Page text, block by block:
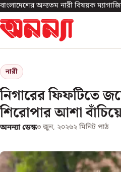
বাংলাদেশের অন্যতম নারী বিষয়ক
নারী
নিগারের ফিফটিতে
শিরোপার আশা
অনন্যা ডেস্ক৩ জুন, ২০২৬২ মিনিট পাঠ